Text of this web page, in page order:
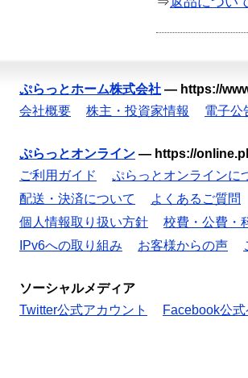
ぷらっとホーム株式会社 — https://
会社概要
株主・投資家情報 電子公
ぷらっとオンライン — https://
ご利用ガイド
ぷらっとオンラインに
配送・決済について
よくあるご質問
個人情報取り扱い方針
校費・公費・
IPv6への取り組み
お客様からの声
ソーシャルメディア
Twitter公式アカウント
Facebook公